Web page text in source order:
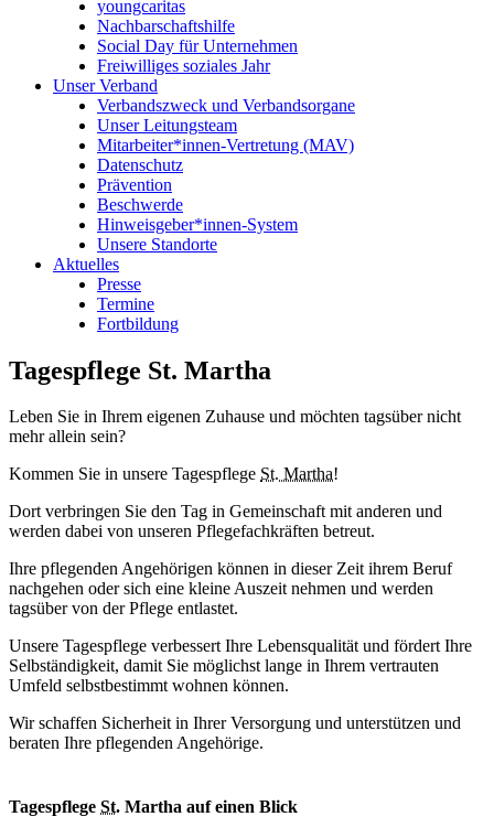
youngcaritas
Nachbarschaftshilfe
Social Day für Unternehmen
Freiwilliges soziales Jahr
Unser Verband
Verbandszweck und Verbandsorgane
Unser Leitungsteam
Mitarbeiter*innen-Vertretung (MAV)
Datenschutz
Prävention
Beschwerde
Hinweisgeber*innen-System
Unsere Standorte
Aktuelles
Presse
Termine
Fortbildung
Tagespflege St. Martha
Leben Sie in Ihrem eigenen Zuhause und möchten tagsüber nicht
mehr allein sein?
Kommen Sie in unsere Tagespflege St. Martha!
Dort verbringen Sie den Tag in Gemeinschaft mit anderen und
werden dabei von unseren Pflegefachkräften betreut.
Ihre pflegenden Angehörigen können in dieser Zeit ihrem Beruf
nachgehen oder sich eine kleine Auszeit nehmen und werden
tagsüber von der Pflege entlastet.
Unsere Tagespflege verbessert Ihre Lebensqualität und fördert Ihre
Selbständigkeit, damit Sie möglichst lange in Ihrem vertrauten
Umfeld selbstbestimmt wohnen können.
Wir schaffen Sicherheit in Ihrer Versorgung und unterstützen und
beraten Ihre pflegenden Angehörige.
Tagespflege St. Martha auf einen Blick